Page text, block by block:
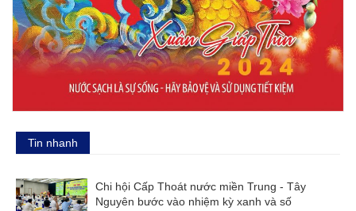
Tin nhanh
Chi hội Cấp Thoát nước miền Trung - Tây
Nguyên bước vào nhiệm kỳ xanh và số